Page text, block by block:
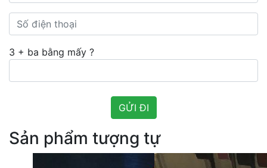
3 + ba bằng mấy ?
Sản phẩm tượng tự